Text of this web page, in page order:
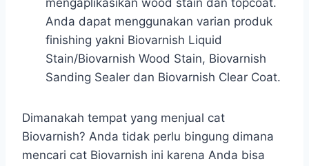
mengaplikasikan wood stain dan topcoat.
Anda dapat menggunakan varian produk
finishing yakni Biovarnish Liquid
Stain/Biovarnish Wood Stain, Biovarnish
Sanding Sealer dan Biovarnish Clear Coat.
Dimanakah tempat yang menjual cat
Biovarnish? Anda tidak perlu bingung dimana
mencari cat Biovarnish ini karena Anda bisa